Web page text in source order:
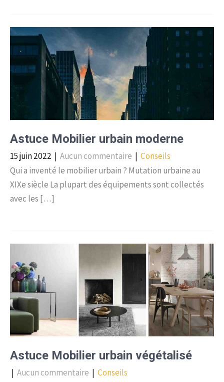
Astuce Mobilier urbain moderne
15 juin 2022 | Aucun commentaire | Conseils
Qui a inventé le mobilier urbain ? Mutation urbaine au
XIXe siècle La plupart des équipements sont collectés
avec les […]
Astuce Mobilier urbain végétalisé
| Aucun commentaire | Conseils